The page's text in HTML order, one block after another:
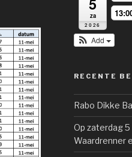
za
2026
Add
RECENTE
Rabo Dikke
Op zaterdag
Waardrenner